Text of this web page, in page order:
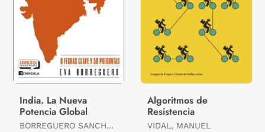
India. La Nueva
Potencia Global
BORREGUERO SANCHO,
Algoritmos de
Resistencia
VIDAL, MANUEL